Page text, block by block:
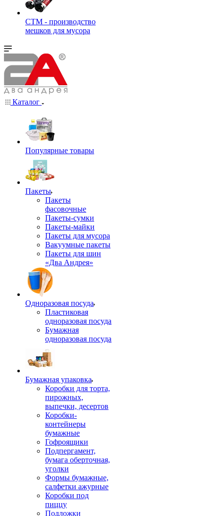
СТМ - производство
мешков для мусора
Каталог
Популярные товары
Пакеты
Пакеты
фасовочные
Пакеты-сумки
Пакеты-майки
Пакеты для мусора
Вакуумные пакеты
Пакеты для шин
«Два Андрея»
Одноразовая посуда
Пластиковая
одноразовая посуда
Бумажная
одноразовая посуда
Бумажная упаковка
Коробки для торта,
пирожных,
выпечки, десертов
Коробки-
контейнеры
бумажные
Гофроящики
Подпергамент,
бумага оберточная,
уголки
Формы бумажные,
салфетки ажурные
Коробки под
пиццу
Подложки